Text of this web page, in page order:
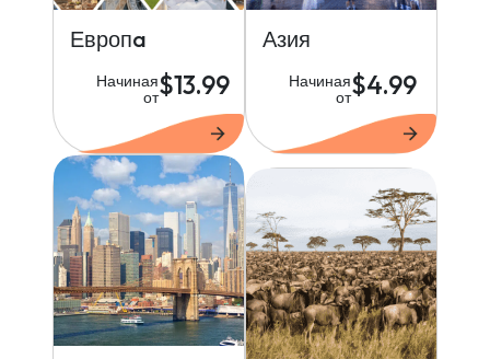
Европa
Начиная
от$13.99
Азия
Начиная
от$4.99